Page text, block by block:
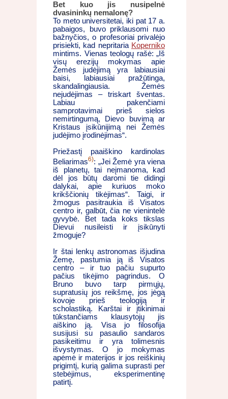
Bet kuo jis nusipelnė
dvasininkų nemalonę?
To meto universitetai, iki pat 17 a.
pabaigos, buvo priklausomi nuo
bažnyčios, o profesoriai privalėjo
prisiekti, kad nepritaria Koperniko
mintims. Vienas teologų rašė: „Iš
visų erezijų mokymas apie
Žemės judėjimą yra labiausiai
baisi, labiausiai pražūtinga,
skandalingiausia. Žemės
nejudėjimas – triskart šventas.
Labiau pakenčiami
samprotavimai prieš sielos
nemirtingumą, Dievo buvimą ar
Kristaus įsikūnijimą nei Žemės
judėjimo įrodinėjimas“.
Priežastį paaiškino kardinolas
Beliarimas6): „Jei Žemė yra viena
iš planetų, tai neįmanoma, kad
dėl jos būtų daromi tie didingi
dalykai, apie kuriuos moko
krikščionių tikėjimas“. Taigi, ir
žmogus pasitraukia iš Visatos
centro ir, galbūt, čia ne vienintelė
gyvybė. Bet tada koks tikslas
Dievui nusileisti ir įsikūnyti
žmoguje?
Ir štai lenkų astronomas išjudina
Žemę, pastumia ją iš Visatos
centro – ir tuo pačiu supurto
pačius tikėjimo pagrindus. O
Bruno buvo tarp pirmųjų,
supratusių jos reikšmę, jos jėgą
kovoje prieš teologiją ir
scholastiką. Karštai ir įtikinimai
tūkstančiams klausytojų jis
aiškino ją. Visa jo filosofija
susijusi su pasaulio sandaros
pasikeitimu ir yra tolimesnis
išvystymas. O jo mokymas
apėmė ir materijos ir jos reiškinių
prigimtį, kurią galima suprasti per
stebėjimus, eksperimentinę
patirtį.